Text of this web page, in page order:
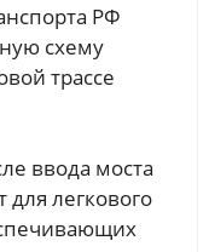
РФ
схему
трассе
ввода моста
легкового